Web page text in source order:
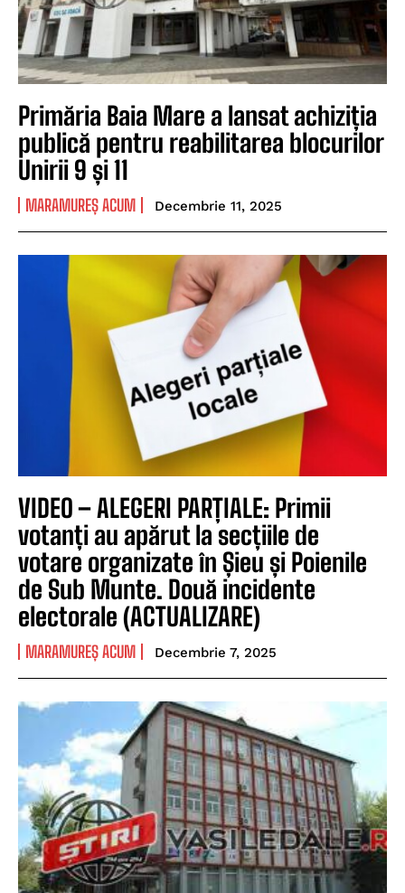
Primăria Baia Mare a lansat achiziția
publică pentru reabilitarea blocurilor
Unirii 9 și 11
MARAMUREȘ ACUM Decembrie 11, 2025
VIDEO – ALEGERI PARȚIALE: Primii
votanți au apărut la secțiile de
votare organizate în Șieu și Poienile
de Sub Munte. Două incidente
electorale (ACTUALIZARE)
MARAMUREȘ ACUM Decembrie 7, 2025